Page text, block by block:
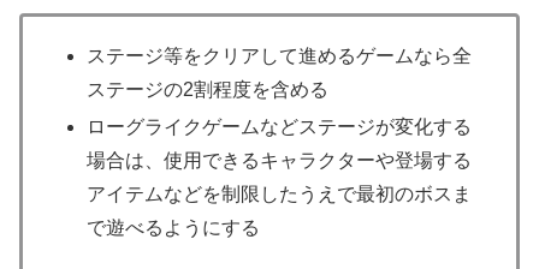
ステージ等をクリアして進めるゲームなら全
ステージの2割程度を含める
ローグライクゲームなどステージが変化する
場合は、使用できるキャラクターや登場する
アイテムなどを制限したうえで最初のボスま
で遊べるようにする